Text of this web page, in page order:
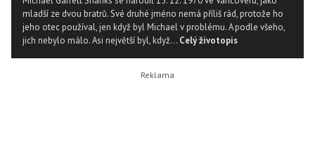
mladší ze dvou bratrů. Své druhé jméno nemá příliš rád, protože ho
jeho otec používal, jen když byl Michael v problému. A podle všeho,
jich nebylo málo. Asi největší byl, když... Celý životopis